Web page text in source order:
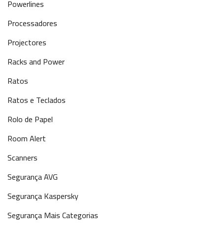
Powerlines
Processadores
Projectores
Racks and Power
Ratos
Ratos e Teclados
Rolo de Papel
Room Alert
Scanners
Segurança AVG
Segurança Kaspersky
Segurança Mais Categorias